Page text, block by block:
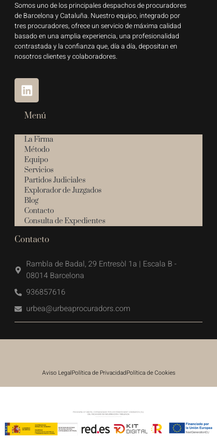
Somos uno de los principales despachos de procuradores
de Barcelona y Cataluña. Nuestro equipo, integrado por
tres procuradores, ofrece un servicio de máxima calidad
basado en una amplia experiencia, una profesionalidad
contrastada y la confianza que, día a día, depositan en
nosotros clientes y colaboradores.
Menú
La Firma
Método
Equipo
Servicios
Partidos Judiciales
Explorador de Juzgados
Blog
Contacto
Consulta de Expedientes
Contacto
Rambla de Badal, 29 Entresòl 1a | Escala B -
08014 Barcelona
936857616
urbea@urbeaprocuradors.com
Aviso LegalPolítica de PrivacidadPolítica de Cookies